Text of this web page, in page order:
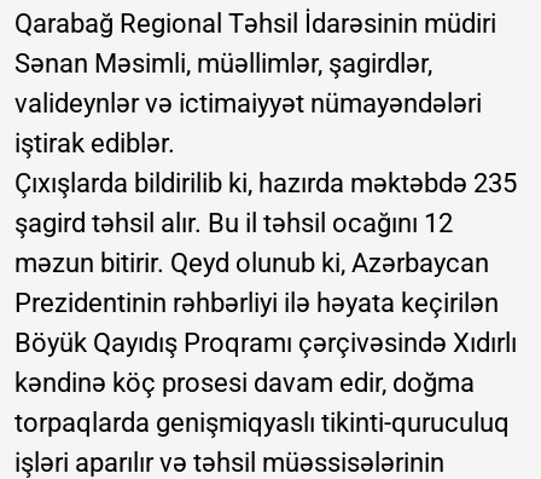
Qarabağ Regional Təhsil İdarəsinin müdiri
Sənan Məsimli, müəllimlər, şagirdlər,
valideynlər və ictimaiyyət nümayəndələri
iştirak ediblər.
Çıxışlarda bildirilib ki, hazırda məktəbdə 235
şagird təhsil alır. Bu il təhsil ocağını 12
məzun bitirir. Qeyd olunub ki, Azərbaycan
Prezidentinin rəhbərliyi ilə həyata keçirilən
Böyük Qayıdış Proqramı çərçivəsində Xıdırlı
kəndinə köç prosesi davam edir, doğma
torpaqlarda genişmiqyaslı tikinti-quruculuq
işləri aparılır və təhsil müəssisələrinin